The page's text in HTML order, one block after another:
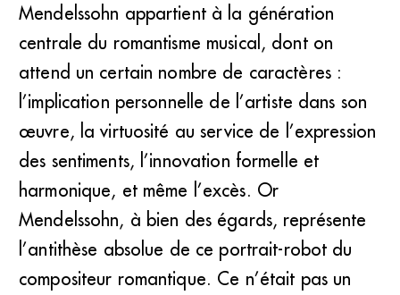
Félix Mendelssohn, 1809-1847 (BNF)
Mendelssohn appartient à la génération
centrale du romantisme musical, dont on
attend un certain nombre de caractères :
l’implication personnelle de l’artiste dans son
œuvre, la virtuosité au service de l’expression
des sentiments, l’innovation formelle et
harmonique, et même l’excès. Or
Mendelssohn, à bien des égards, représente
l’antithèse absolue de ce portrait-robot du
compositeur romantique. Ce n’était pas un